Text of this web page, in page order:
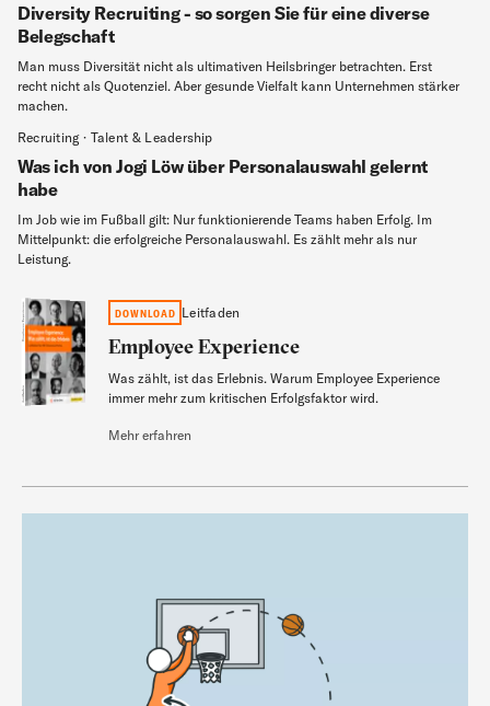
Diversity Recruiting - so sorgen Sie für eine diverse
Belegschaft
Man muss Diversität nicht als ultimativen Heilsbringer betrachten. Erst
recht nicht als Quotenziel. Aber gesunde Vielfalt kann Unternehmen stärker
machen.
Recruiting · Talent & Leadership
Was ich von Jogi Löw über Personalauswahl gelernt
habe
Im Job wie im Fußball gilt: Nur funktionierende Teams haben Erfolg. Im
Mittelpunkt: die erfolgreiche Personalauswahl. Es zählt mehr als nur
Leistung.
Leitfaden
Employee Experience DOWNLOAD Leitfaden
Employee Experience
Was zählt, ist das Erlebnis. Warum Employee Experience
immer mehr zum kritischen Erfolgsfaktor wird.
Mehr erfahren